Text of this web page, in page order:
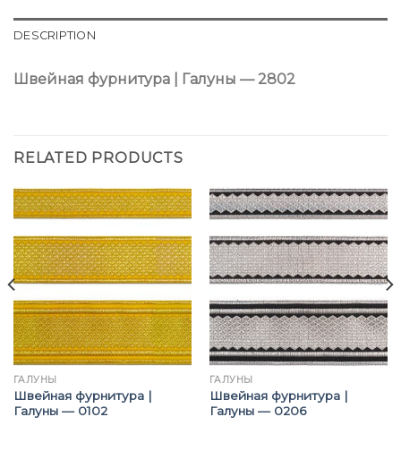
DESCRIPTION
Швейная фурнитура | Галуны — 2802
RELATED PRODUCTS
ГАЛУНЫ
Швейная фурнитура |
Галуны — 0102
ГАЛУНЫ
Швейная фурнитура |
Галуны — 0206